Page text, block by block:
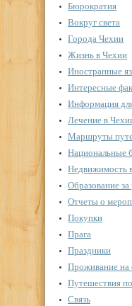
Бюрократия
Вокруг света
Города Чехии
Жизнь в Чехии
Иностранные
Интересные
Информация
Лечение в
Маршруты
Национальные
Недвижимость
Образование
Отчеты о
Покупки
Прага
Праздники
Проживание на
Путешествия
Связь